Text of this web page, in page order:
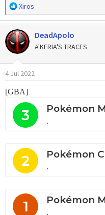
R
e
a
c
c
i
o
n
s
:
Xiros
DeadApolo
A'KERIA'S TRACES
4 Jul 2022
[GBA]
3 Pokémon
.
2 Pokémon
.
1 Pokémon
.